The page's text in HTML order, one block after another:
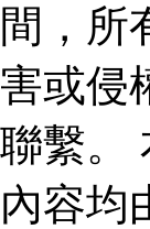
間，所
害或侵
聯繫。
內容均